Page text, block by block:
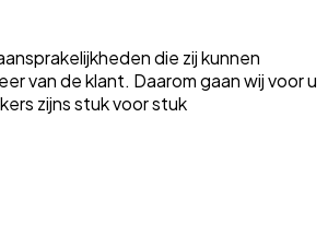
die zij kunnen
van de klant. Daarom gaan wij voor u
zijns stuk voor stuk